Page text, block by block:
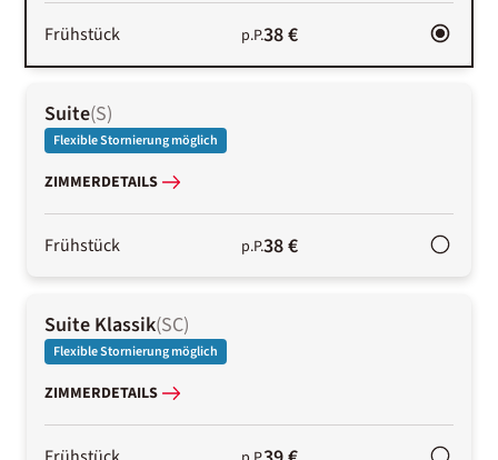
Frühstück p.P.38 €
Suite(S)
Flexible Stornierung möglich
ZIMMERDETAILS
Frühstück p.P.38 €
Suite Klassik(SC)
Flexible Stornierung möglich
ZIMMERDETAILS